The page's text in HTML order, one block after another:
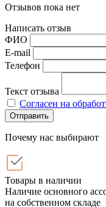
Отзывов пока нет
Написать отзыв
ФИО
E-mail
Телефон
Текст отзыва
Согласен на
Отправить
Почему нас выбирают
Товары в наличии
Наличие основного
на собственном складе